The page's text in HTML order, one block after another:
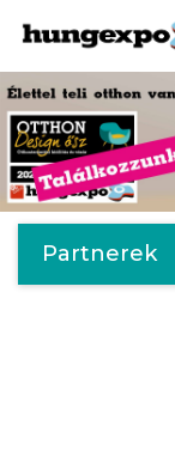
Partnerek